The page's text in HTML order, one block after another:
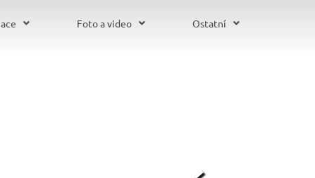
Foto a video Ostatní